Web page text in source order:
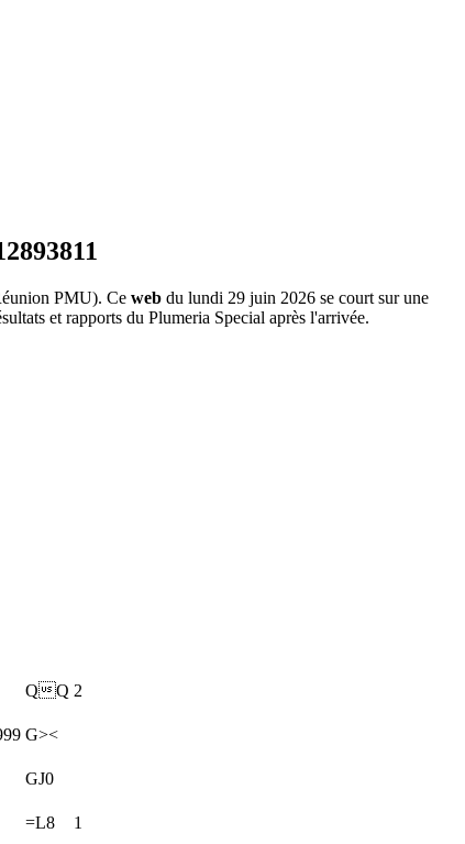
PMU). Ce web du lundi 29 juin 2026 se court sur une
et rapports du Plumeria Special après l'arrivée.
QQ 2
G><
GJ0
=L8 1